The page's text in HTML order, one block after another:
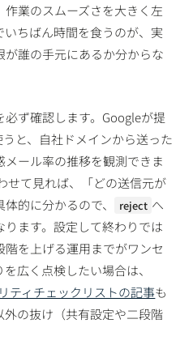
業のスムーズさを大きく左
ちばん時間を食うのが、実
誰の手元にあるか分からな
ず確認します。Googleが提
と、自社ドメインから送った
ール率の推移を観測できま
せて見れば、「どの送信元が
的に分かるので、
reject へ
ります。設定して終わりでは
を上げる運用までがワンセ
広く点検したい場合は、
ティチェックリストの記事も
の抜け（共有設定や二段階